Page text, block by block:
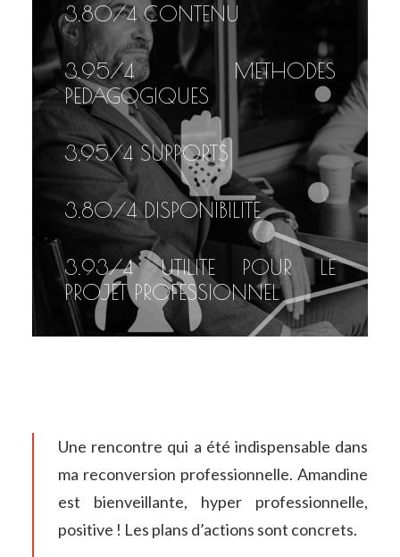
3.80/4 CONTENU
3.95/4 METHODES
PEDAGOGIQUES
3,95/4 SUPPORTS
3.80/4 DISPONIBILITE
3.93/4 UTILITE POUR LE
PROJET PROFESSIONNEL
Une rencontre qui a été indispensable dans
ma reconversion professionnelle. Amandine
est bienveillante, hyper professionnelle,
positive ! Les plans d’actions sont concrets.